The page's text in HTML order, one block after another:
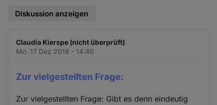
Diskussion anzeigen
Claudia Kierspe (nicht überprüft)
Mo. 17 Dez 2018 - 14:46
Zur vielgestellten Frage:
Zur vielgestellten Frage: Gibt es denn eindeutig